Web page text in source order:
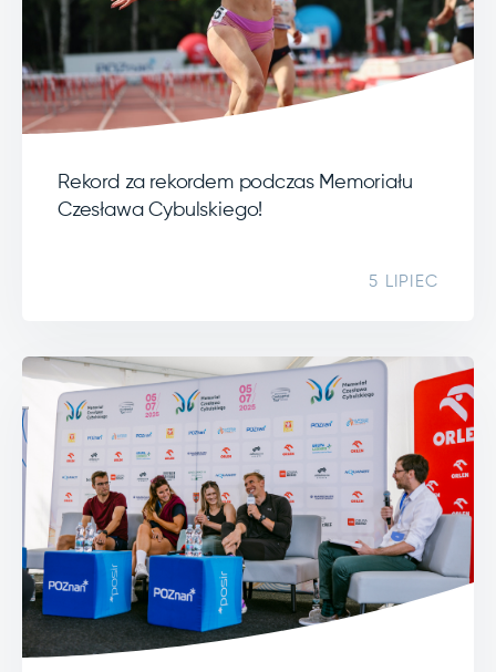
Rekord za rekordem podczas Memoriału
Czesława Cybulskiego!
5 LIPIEC